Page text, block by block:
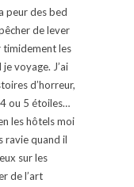
peur des bed
de lever
timidement les
voyage. J’ai
d’horreur,
ou 5 étoiles…
les hôtels moi
ravie quand il
sur les
de l’art